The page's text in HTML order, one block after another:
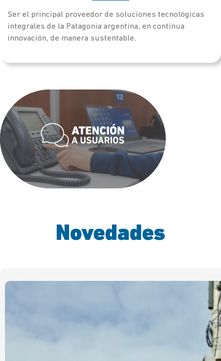
Ser el principal proveedor de soluciones tecnológicas
integrales de la Patagonia argentina, en continua
innovación, de manera sustentable.
Novedades